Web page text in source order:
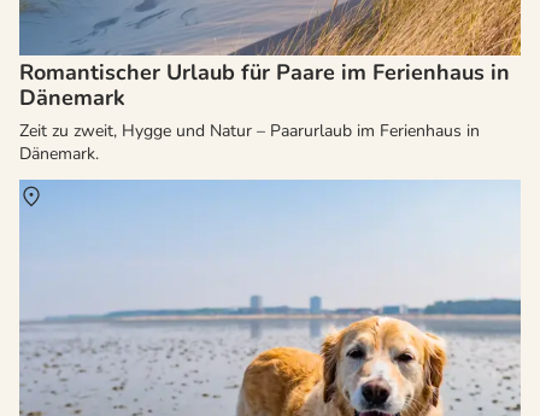
Romantischer Urlaub für Paare im Ferienhaus in
Dänemark
Zeit zu zweit, Hygge und Natur – Paarurlaub im Ferienhaus in
Dänemark.